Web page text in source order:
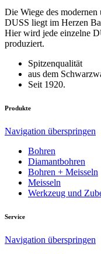
Die Wiege des
DUSS liegt im Herzen
Hier wird jede einzelne
produziert.
Spitzenqualität
aus dem
Seit 1920.
Produkte
Navigation überspringen
Bohren
Diamantbohren
Bohren + Meisseln
Meisseln
Werkzeug und
Service
Navigation überspringen